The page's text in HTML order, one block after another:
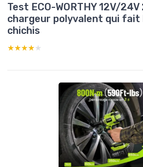
Test ECO-WORTHY 12V/24V
chargeur polyvalent qui fait
chichis
★★★★★
★★★★★